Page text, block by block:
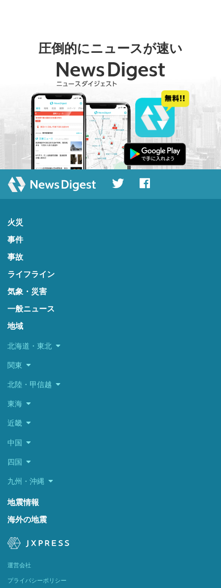
圧倒的にニュースが速い
火災
事件
事故
ライフライン
気象・災害
一般ニュース
地域
北海道・東北
関東
北陸・甲信越
東海
近畿
中国
四国
九州・沖縄
地震情報
海外の地震
運営会社
プライバシーポリシー